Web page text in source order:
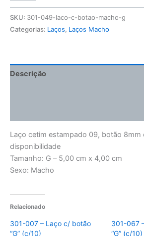
SKU: 301-049-laco-c-botao-macho-g
Categorias: Laços, Laços Macho
Descrição
Laço cetim estampado 09, botão 8mm
disponibilidade
Tamanho: G – 5,00 cm x 4,00 cm
Sexo: Macho
Relacionado
301-007 – Laço c/ botão
“G” (c/10)
301-067
“G” (c/10)